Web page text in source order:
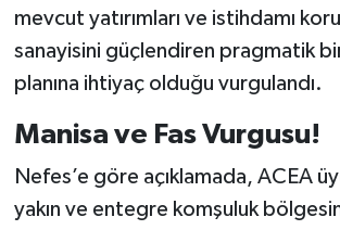
mevcut yatırımları ve istihdamı
sanayisini güçlendiren pragmatik
planına ihtiyaç olduğu vurgulandı.
Manisa ve Fas Vurgusu!
Nefes’e göre açıklamada, ACEA
yakın ve entegre komşuluk